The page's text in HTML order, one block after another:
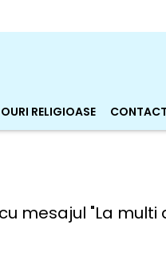
RELIGIOASE CONTACT
mesajul "La multi